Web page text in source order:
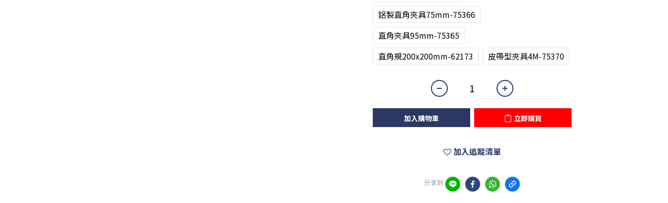
鋁製直角夾具75mm-75366
直角夾具95mm-75365
直角規200x200mm-62173
皮帶型夾具4M-75370
加入購物車 立即購買
加入追蹤清單
分享到